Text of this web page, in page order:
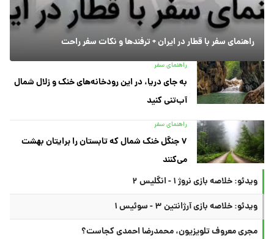
راهنمای سفر با قطار در ایران + ترفندها و نکات سفر راحت
راهنمای سفر
به جای دریا، در این رودخانه‌های خنک و زلال شمال
آب‌تنی کنید
راهنمای سفر
۷ جنگل خنک شمال که تابستان را برایتان بهشت
می‌کنند
ویدئو: خلاصه بازی نروژ ۱ - انگلیس ۲
ویدئو: خلاصه بازی آرژانتین ۳ - سوئیس ۱
مجری معروف تلویزیون، محمدرضا احمدی کجاست؟